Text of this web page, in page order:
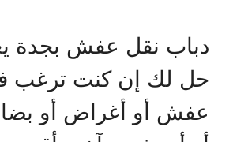
دباب نقل عفش بجدة
حل لك إن كنت ترغب
عفش أو أغراض أو